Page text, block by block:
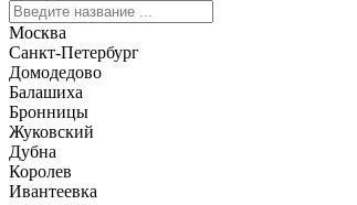
Москва
Санкт-Петербург
Домодедово
Балашиха
Бронницы
Жуковский
Дубна
Королев
Ивантеевка